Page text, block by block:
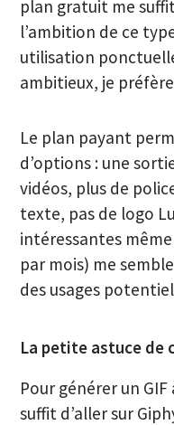
plan gratuit me
l’ambition de ce
utilisation
ambitieux, je
Le plan payant
d’options : une
vidéos, plus de
texte, pas de logo
intéressantes même
par mois) me
des usages
La petite astuce de
Pour générer un
suffit d’aller sur